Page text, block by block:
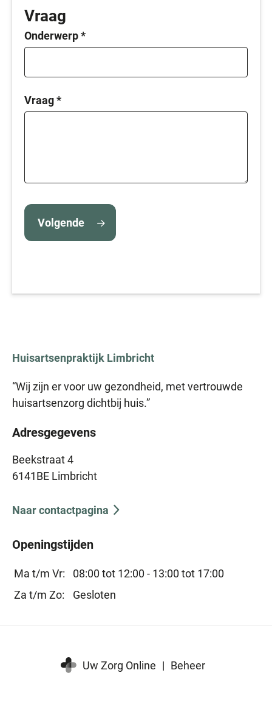
Vraag
Onderwerp*
Vraag*
Volgende
Huisartsenpraktijk Limbricht
“Wij zijn er voor uw gezondheid, met vertrouwde
huisartsenzorg dichtbij huis.”
Adresgegevens
Beekstraat 4
6141BE Limbricht
Naar contactpagina
Openingstijden
Ma t/m Vr: 08:00 tot 12:00 - 13:00 tot 17:00
Za t/m Zo:
Gesloten
Uw Zorg Online | Beheer